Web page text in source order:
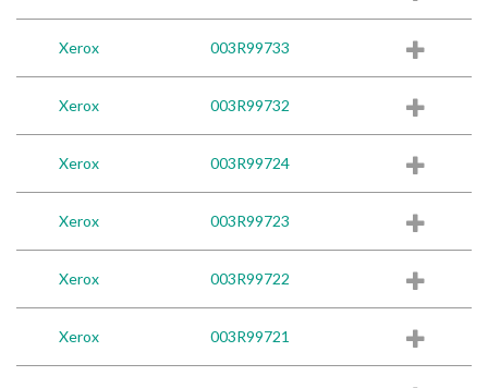
Xerox 003R99733
Xerox 003R99732
Xerox 003R99724
Xerox 003R99723
Xerox 003R99722
Xerox 003R99721